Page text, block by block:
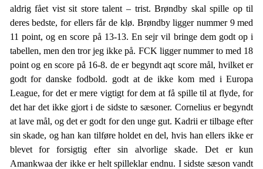
aldrig fået vist sit store talent – trist. Brøndby skal spille op til
deres bedste, for ellers får de klø. Brøndby ligger nummer 9 med
11 point, og en score på 13-13. En sejr vil bringe dem godt op i
tabellen, men den tror jeg ikke på. FCK ligger nummer to med 18
point og en score på 16-8. de er begyndt aqt score mål, hvilket er
godt for danske fodbold. godt at de ikke kom med i Europa
League, for det er mere vigtigt for dem at få spille til at flyde, for
det har det ikke gjort i de sidste to sæsoner. Cornelius er begyndt
at lave mål, og det er godt for den unge gut. Kadrii er tilbage efter
sin skade, og han kan tilføre holdet en del, hvis han ellers ikke er
blevet for forsigtig efter sin alvorlige skade. Det er kun
Amankwaa der ikke er helt spilleklar endnu. I sidste sæson vandt